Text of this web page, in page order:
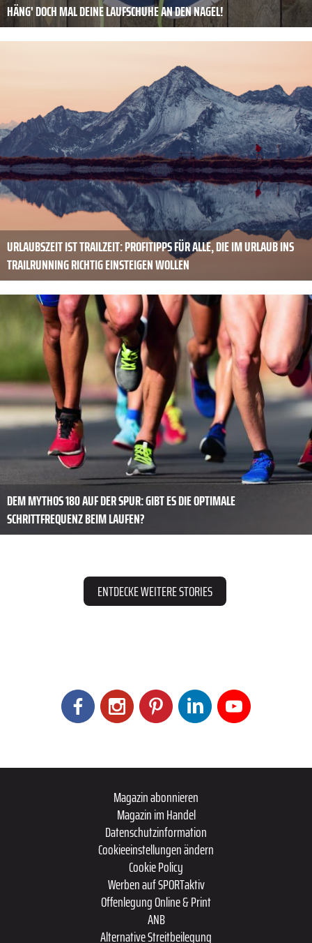
HÄNG' DOCH MAL DEINE LAUFSCHUHE AN DEN NAGEL!
URLAUBSZEIT IST TRAILZEIT: PROFITIPPS FÜR ALLE, DIE IM URLAUB INS
TRAILRUNNING RICHTIG EINSTEIGEN WOLLEN
DEM MYTHOS 180 AUF DER SPUR: GIBT ES DIE OPTIMALE
SCHRITTFREQUENZ BEIM LAUFEN?
ENTDECKE WEITERE STORIES
Magazin abonnieren
Magazin im Handel
Datenschutzinformation
Cookieeinstellungen ändern
Cookie Policy
Werben auf SPORTaktiv
Offenlegung Online & Print
ANB
Alternative Streitbeilegung